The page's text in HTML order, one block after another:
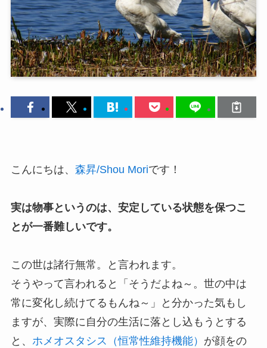
こんにちは、 森昇/Shou Moriです！
実は物事というのは、安定している状態を保つこ
とが一番難しいです。
この世は諸行無常。と言われます。
そうやって言われると「そうだよね～。世の中は
常に変化し続けてるもんね～」と分かった気もし
ますが、実際に自分の生活に落とし込もうとする
と、 ホメオスタシス（恒常性維持機能） が顔をの